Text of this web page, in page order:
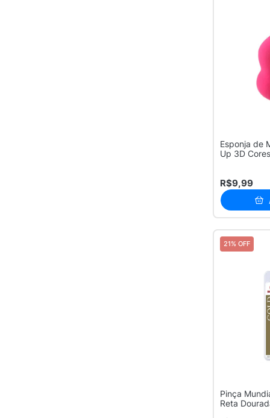
Esponja de
Up 3D
R$9,99
21% OFF
Pinça
Reta